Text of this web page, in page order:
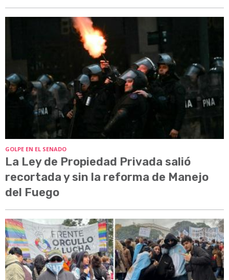
GOLPE EN EL SENADO
La Ley de Propiedad Privada salió
recortada y sin la reforma de Manejo
del Fuego